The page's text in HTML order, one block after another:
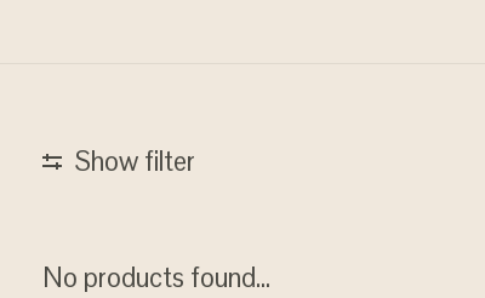
Show filter
No products found...